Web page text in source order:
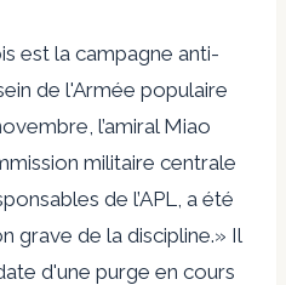
est la campagne anti-
de l'Armée populaire
l’amiral Miao
militaire centrale
de l’APL, a été
grave de la discipline.» Il
d'une purge en cours